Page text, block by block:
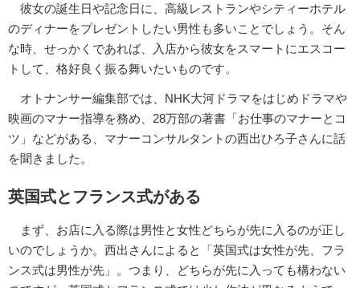
彼女の誕生日や記念日に、高級レストランやシティーホテル
のディナーをプレゼントしたい男性も多いことでしょう。そん
な時、せっかくであれば、入店から彼女をスマートにエスコー
トして、格好良く振る舞いたいものです。
オトナンサー編集部では、NHK大河ドラマをはじめドラマや
映画のマナー指導を務め、28万部の著書「お仕事のマナーとコ
ツ」などがある、マナーコンサルタントの西出ひろ子さんに話
を聞きました。
英国式とフランス式がある
まず、お店に入る際は男性と女性どちらが先に入るのが正し
いのでしょうか。西出さんによると「英国式は女性が先、フラ
ンス式は男性が先」。つまり、どちらが先に入っても構わない